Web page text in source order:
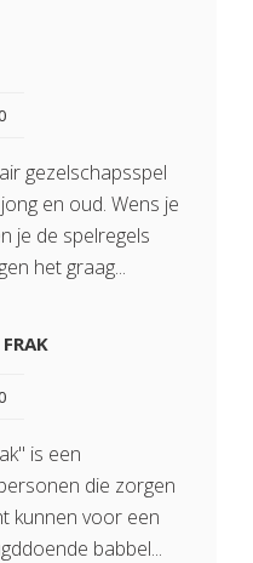
gezelschapsspel
en oud. Wens je
je de spelregels
het graag...
is een
die zorgen
kunnen voor een
babbel...